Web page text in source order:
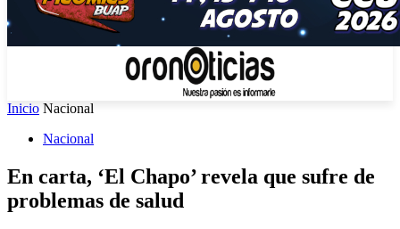
Inicio Nacional
Nacional
En carta, ‘El Chapo’ revela que sufre de
problemas de salud